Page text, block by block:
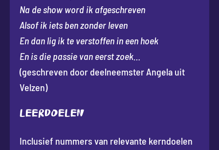
Na de show word ik afgeschreven
Alsof ik iets ben zonder leven
En dan lig ik te verstoffen in een hoek
En is die passie van eerst zoek…
(geschreven door deelneemster Angela uit
Velzen)
Leerdoelen
Inclusief nummers van relevante kerndoelen